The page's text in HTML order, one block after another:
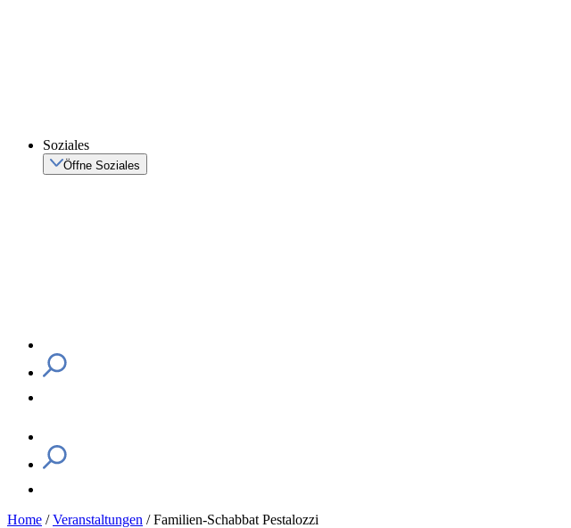
Soziales
Öffne Soziales
Home /Veranstaltungen /Familien-Schabbat Pestalozzi